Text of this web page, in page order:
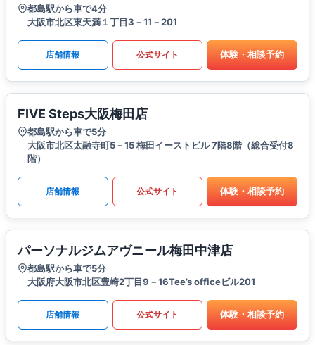
都島駅から車で4分
大阪市北区東天満１丁目3－11－201
店舗情報 公式サイト 体験・相談予約
FIVE Steps大阪梅田店
都島駅から車で5分
大阪市北区太融寺町5－15 梅田イーストビル 7階8階（総合受付8
階）
店舗情報 公式サイト 体験・相談予約
パーソナルジムアヴニール梅田中津店
都島駅から車で5分
大阪府大阪市北区豊崎2丁目9－16Tee’s officeビル201
店舗情報 公式サイト 体験・相談予約